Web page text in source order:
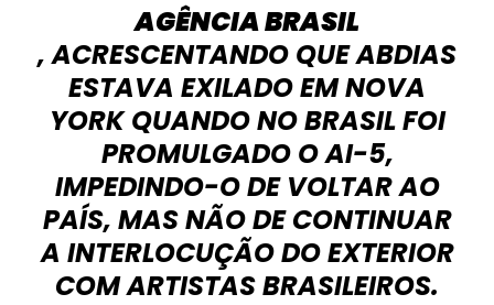
AGÊNCIA BRASIL
, ACRESCENTANDO QUE ABDIAS
ESTAVA EXILADO EM NOVA
YORK QUANDO NO BRASIL FOI
PROMULGADO O AI-5,
IMPEDINDO-O DE VOLTAR AO
PAÍS, MAS NÃO DE CONTINUAR
A INTERLOCUÇÃO DO EXTERIOR
COM ARTISTAS BRASILEIROS.